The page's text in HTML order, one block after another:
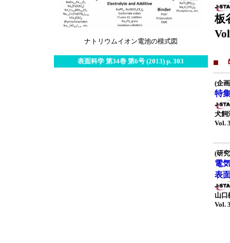
ナトリウムイオン電池の模式図
表面科学 第34巻 第6号 (2013) p. 303
板
■
(企
特
犬飼
Vol.
(研
電
表
山口
Vol.